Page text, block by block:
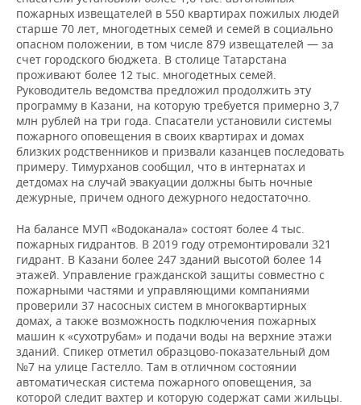
пожарных извещателей в 550 квартирах пожилых людей
старше 70 лет, многодетных семей и семей в социально
опасном положении, в том числе 879 извещателей — за
счет городского бюджета. В столице Татарстана
проживают более 12 тыс. многодетных семей.
Руководитель ведомства предложил продолжить эту
программу в Казани, на которую требуется примерно 3,7
млн рублей на три года. Спасатели установили системы
пожарного оповещения в своих квартирах и домах
близких родственников и призвали казанцев последовать
примеру. Тимурханов сообщил, что в интернатах и
детдомах на случай эвакуации должны быть ночные
дежурные, причем одного дежурного недостаточно.
На балансе МУП «Водоканала» состоят более 4 тыс.
пожарных гидрантов. В 2019 году отремонтировали 321
гидрант. В Казани более 247 зданий высотой более 14
этажей. Управление гражданской защиты совместно с
пожарными частями и управляющими компаниями
проверили 37 насосных систем в многоквартирных
домах, а также возможность подключения пожарных
машин к «сухотрубам» и подачи воды на верхние этажи
зданий. Спикер отметил образцово-показательный дом
№7 на улице Гастелло. Там в отличном состоянии
автоматическая система пожарного оповещения, за
которой следит вахтер и которую содержат сами жильцы.